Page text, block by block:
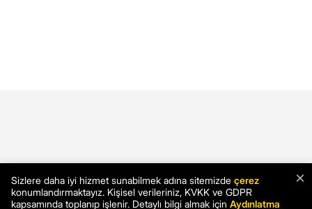
×
Sizlere daha iyi hizmet sunabilmek adına sitemizde çerez
konumlandırmaktayız. Kişisel verileriniz, KVKK ve GDPR
kapsamında toplanıp işlenir. Detaylı bilgi almak için Aydınlatma